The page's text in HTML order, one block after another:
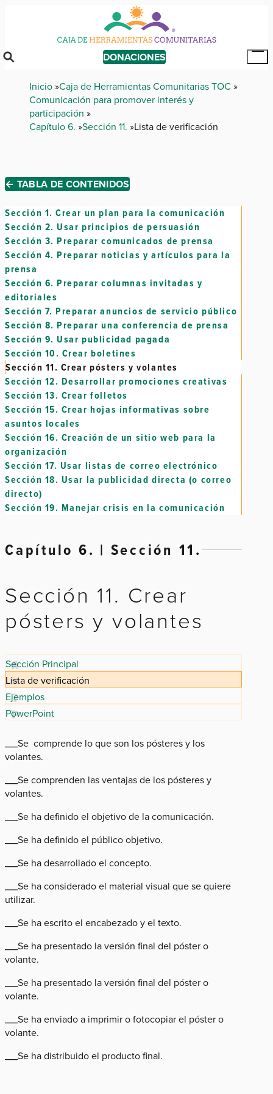
content
DONACIONES
Breadcrumb
Inicio Caja de Herramientas Comunitarias TOC
Comunicación para promover interés y
participación
Capítulo 6. Sección 11. Lista de verificación
← TABLA DE CONTENIDOS
Sección 1. Crear un plan para la comunicación
Sección 2. Usar principios de persuasión
Sección 3. Preparar comunicados de prensa
Sección 4. Preparar noticias y artículos para la
prensa
Sección 6. Preparar columnas invitadas y
editoriales
Sección 7. Preparar anuncios de servicio público
Sección 8. Preparar una conferencia de prensa
Sección 9. Usar publicidad pagada
Sección 10. Crear boletines
Sección 11. Crear pósters y volantes
Sección 12. Desarrollar promociones creativas
Sección 13. Crear folletos
Sección 15. Crear hojas informativas sobre
asuntos locales
Sección 16. Creación de un sitio web para la
organización
Sección 17. Usar listas de correo electrónico
Sección 18. Usar la publicidad directa (o correo
directo)
Sección 19. Manejar crisis en la comunicación
Capítulo 6. | Sección 11.
Sección 11. Crear
pósters y volantes
Sección Principal
Lista de verificación
Ejemplos
PowerPoint
___Se comprende lo que son los pósteres y los
volantes.
___Se comprenden las ventajas de los pósteres y
volantes.
___Se ha definido el objetivo de la comunicación.
___Se ha definido el público objetivo.
___Se ha desarrollado el concepto.
___Se ha considerado el material visual que se quiere
utilizar.
___Se ha escrito el encabezado y el texto.
___Se ha presentado la versión final del póster o
volante.
___Se ha presentado la versión final del póster o
volante.
___Se ha enviado a imprimir o fotocopiar el póster o
volante.
___Se ha distribuido el producto final.